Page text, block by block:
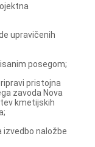
upravičenih
posegom;
pristojna
zavoda Nova
kmetijskih
naložbe